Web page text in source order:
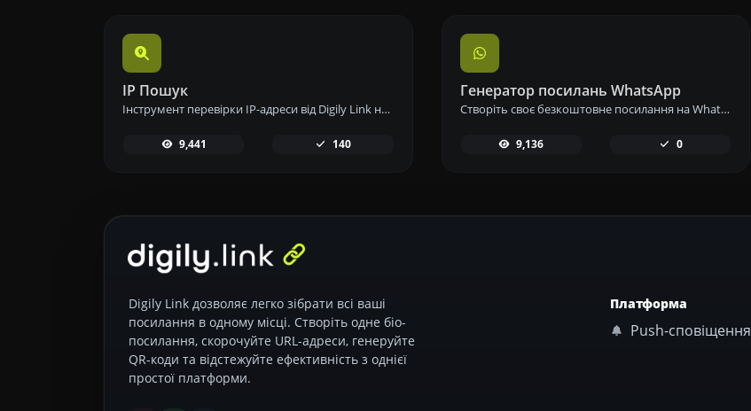
IP Пошук
Інструмент перевірки IP-адреси від Digily Link надає детальну інформацію про будь-яку IP-адресу. Скористайтеся цим безкоштовним онлайн-сервісом, щоб отримати всебічні дані про IP.
9,441 140
Генератор посилань WhatsApp
Створіть своє безкоштовне посилання на WhatsApp миттєво за допомогою нашого генератора посилань WhatsApp. Додайте власне повідомлення та починайте чати в один клік – без входу в систему або кодування.
9,136 0
Digily Link дозволяє легко зібрати всі ваші
посилання в одному місці. Створіть одне біо-
посилання, скорочуйте URL-адреси, генеруйте
QR-коди та відстежуйте ефективність з однієї
простої платформи.
Платформа
Push-сповіщення